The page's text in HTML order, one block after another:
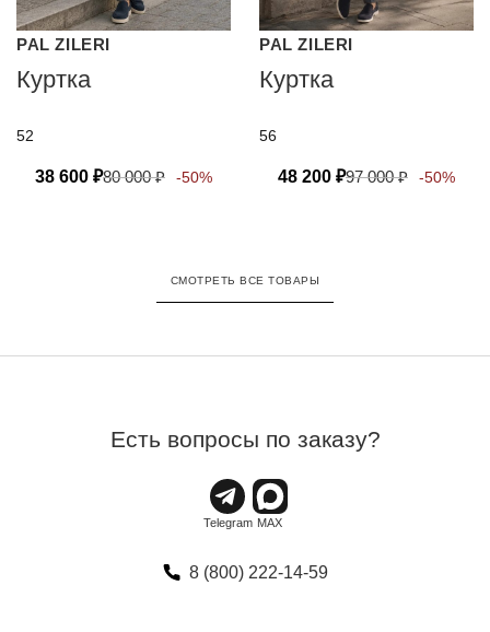
PAL ZILERI
Куртка
52
38 600 ₽80 000₽ -50%
PAL ZILERI
Куртка
56
48 200 ₽97 000₽ -50%
СМОТРЕТЬ ВСЕ ТОВАРЫ
Есть вопросы по заказу?
8 (800) 222-14-59